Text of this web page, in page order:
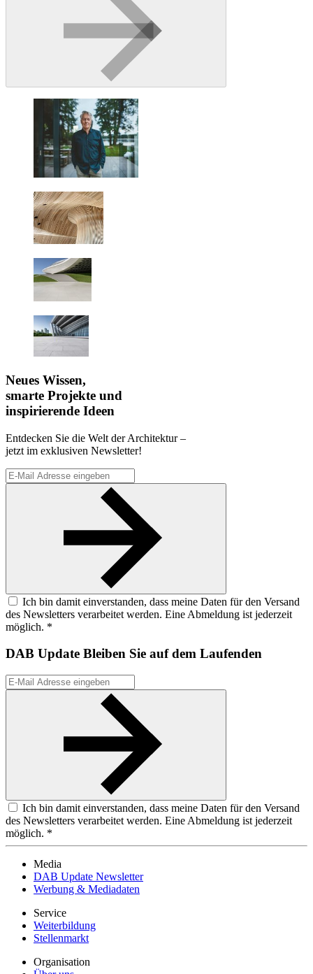
Neues Wissen,
smarte Projekte und
inspirierende Ideen
Entdecken Sie die Welt der Architektur –
jetzt im exklusiven Newsletter!
Ich bin damit einverstanden, dass meine Daten für den Versand
des Newsletters verarbeitet werden. Eine Abmeldung ist jederzeit
möglich. *
DAB Update Bleiben Sie auf dem Laufenden
Ich bin damit einverstanden, dass meine Daten für den Versand
des Newsletters verarbeitet werden. Eine Abmeldung ist jederzeit
möglich. *
Media
DAB Update Newsletter
Werbung & Mediadaten
Service
Weiterbildung
Stellenmarkt
Organisation